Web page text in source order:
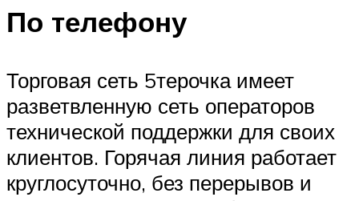
По телефону
Торговая сеть 5терочка имеет
разветвленную сеть операторов
технической поддержки для своих
клиентов. Горячая линия работает
круглосуточно, без перерывов и